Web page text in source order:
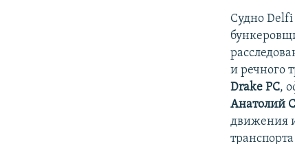
Судно Delfi
и речного
Drake PC,
Анатолий
движения